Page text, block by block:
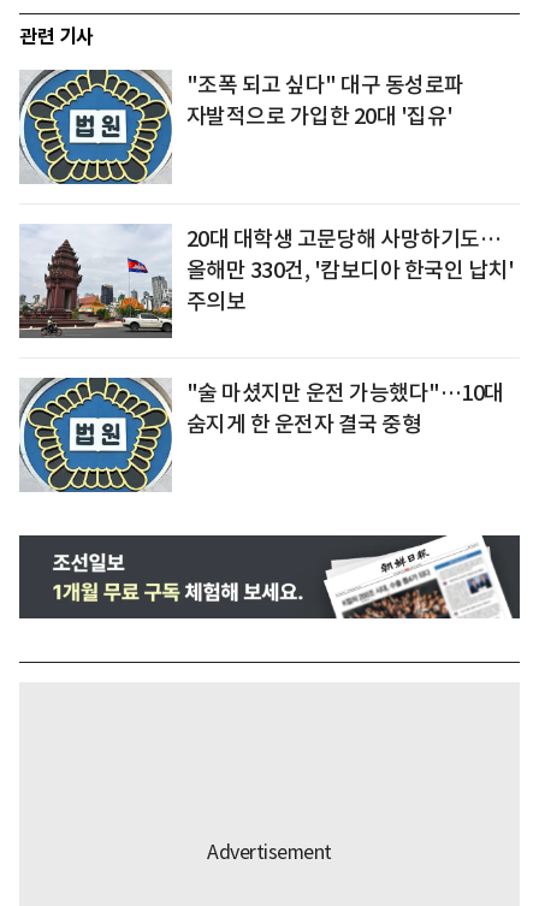
관련 기사
"조폭 되고 싶다" 대구 동성로파
자발적으로 가입한 20대 '집유'
20대 대학생 고문당해 사망하기도…
올해만 330건, '캄보디아 한국인 납치'
주의보
"술 마셨지만 운전 가능했다"…10대
숨지게 한 운전자 결국 중형